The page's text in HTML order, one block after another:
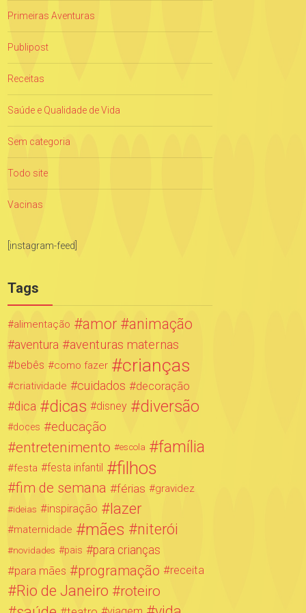
Primeiras Aventuras
Publipost
Receitas
Saúde e Qualidade de Vida
Sem categoria
Todo site
Vacinas
[instagram-feed]
Tags
alimentação amor animação
aventura aventuras maternas
bebês como fazer crianças
criatividade cuidados
decoração
dica
dicas disney diversão
doces educação
entretenimento escola família
festa festa infantil filhos
fim de semana férias gravidez
ideias inspiração lazer
maternidade mães niterói
novidades pais
para crianças
para mães
programação receita
Rio de Janeiro roteiro